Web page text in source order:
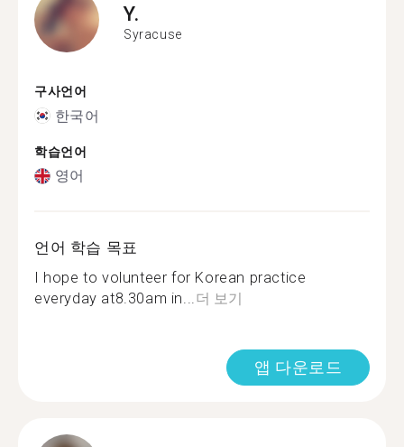
Y.
Syracuse
구사언어
한국어
학습언어
영어
언어 학습 목표
I hope to volunteer for Korean practice
everyday at8.30am in...더 보기
앱 다운로드